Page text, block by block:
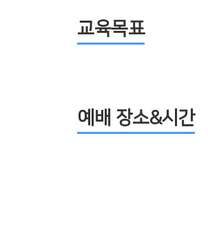
교육목표
예배 장소&시간